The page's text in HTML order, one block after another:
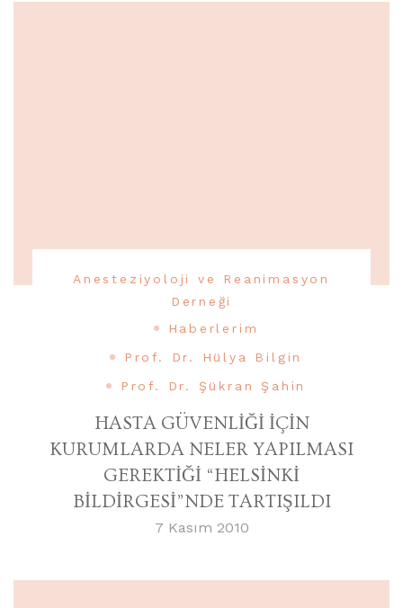
Anesteziyoloji ve Reanimasyon
Derneği
Haberlerim
Prof. Dr. Hülya Bilgin
Prof. Dr. Şükran Şahin
HASTA GÜVENLİĞİ İÇİN
KURUMLARDA NELER YAPILMASI
GEREKTİĞİ “HELSİNKİ
BİLDİRGESİ”NDE TARTIŞILDI
7 Kasım 2010